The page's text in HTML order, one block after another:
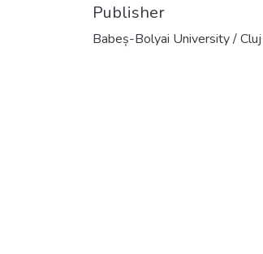
Publisher
Babeș-Bolyai University /